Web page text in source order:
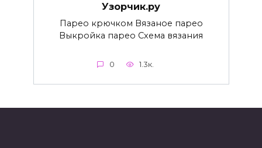
Узорчик.ру
Парео крючком Вязаное парео
Выкройка парео Схема вязания
0 1.3к.